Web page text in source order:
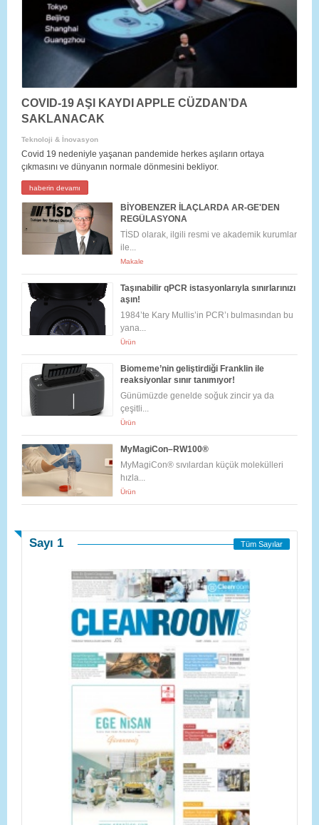
COVID-19 AŞI KAYDI APPLE CÜZDAN’DA
SAKLANACAK
Teknoloji & İnovasyon
Covid 19 nedeniyle yaşanan pandemide herkes aşıların ortaya
çıkmasını ve dünyanın normale dönmesini bekliyor.
haberin devamı
BİYOBENZER İLAÇLARDA AR-GE'DEN
REGÜLASYONA
TİSD olarak, ilgili resmi ve akademik kurumlar
ile...
Makale
Taşınabilir qPCR istasyonlarıyla sınırlarınızı
aşın!
1984’te Kary Mullis’in PCR’ı bulmasından bu
yana...
Ürün
Biomeme’nin geliştirdiği Franklin ile
reaksiyonlar sınır tanımıyor!
Günümüzde genelde soğuk zincir ya da
çeşitli...
Ürün
MyMagiCon–RW100®
MyMagiCon® sıvılardan küçük molekülleri
hızla...
Ürün
Tüm Sayılar
Sayı 1